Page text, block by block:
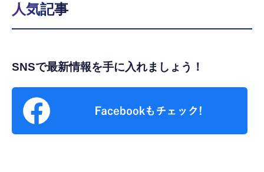
人気記事
SNSで最新情報を手に入れましょう！